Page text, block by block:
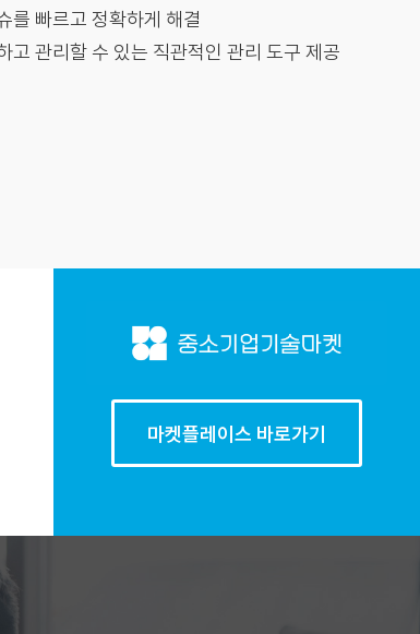
를 빠르고 정확하게 해결
고 관리할 수 있는 직관적인 관리 도구 제공
마켓플레이스 바로가기